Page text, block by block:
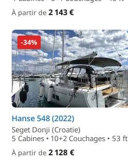
À partir de 2 143 €
-34%
Hanse 548 (2022)
Seget Donji (Croatie)
5 Cabines • 10+2 Couchages • 53 ft
À partir de 2 128 €